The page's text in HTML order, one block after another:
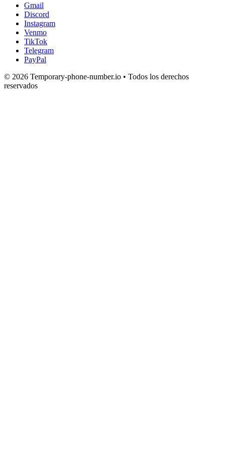
Gmail
Discord
Instagram
Venmo
TikTok
Telegram
PayPal
© 2026 Temporary-phone-number.io • Todos los derechos
reservados